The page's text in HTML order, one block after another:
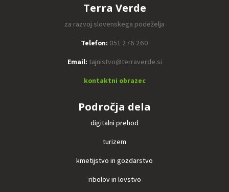
Terra Verde
za razvoj slovenskega podeželja
Telefon: 051 276 260
Email: tajnistvo@terraverde.si
kontaktni obrazec
Področja dela
digitalni prehod
turizem
kmetijstvo in gozdarstvo
ribolov in lovstvo